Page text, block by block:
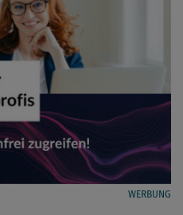
WERBUNG